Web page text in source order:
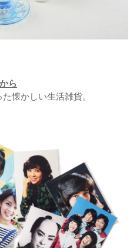
ら
懐かしい生活雑貨。